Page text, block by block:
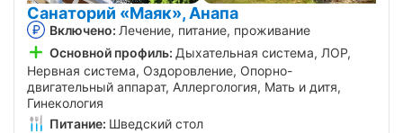
Санаторий «Маяк», Анапа
Включено: Лечение, питание, проживание
Основной профиль: Дыхательная система, ЛОР,
Нервная система, Оздоровление, Опорно-
двигательный аппарат, Аллергология, Мать и дитя,
Гинекология
Питание: Шведский стол